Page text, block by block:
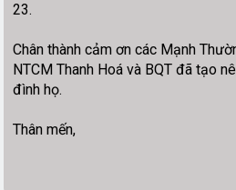
23.
Chân thành cảm ơn các Mạnh
NTCM Thanh Hoá và BQT đã tạo
đình họ.
Thân mến,